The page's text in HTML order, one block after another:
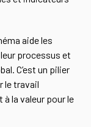
aide les
processus et
C’est un pilier
le travail
la valeur pour le